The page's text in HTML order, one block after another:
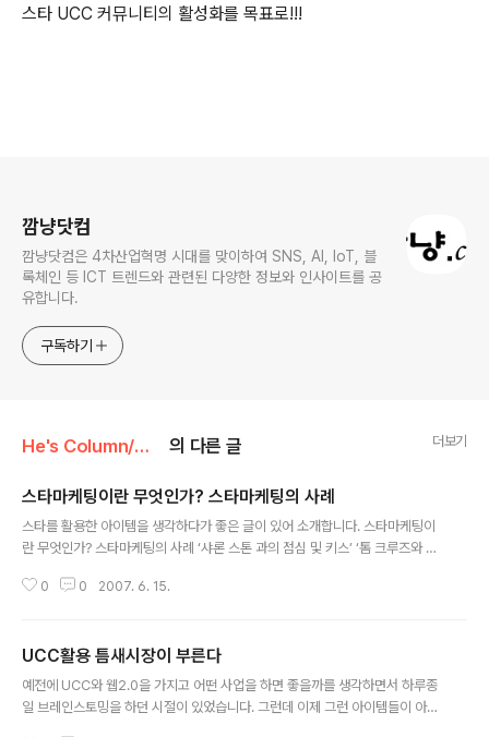
스타 UCC 커뮤니티의 활성화를 목표로!!!
깜냥닷컴
깜냥닷컴은 4차산업혁명 시대를 맞이하여 SNS, AI, IoT, 블
록체인 등 ICT 트렌드와 관련된 다양한 정보와 인사이트를 공
유합니다.
구독하기
He's Column/Web2.0 의 다른 글 더보기
스타마케팅이란 무엇인가? 스타마케팅의 사례
스타를 활용한 아이템을 생각하다가 좋은 글이 있어 소개합니다. 스타마케팅이
란 무엇인가? 스타마케팅의 사례 ‘샤론 스톤 과의 점심 및 키스’ ‘톰 크루즈와 함
LA에서 6월 6일 개최한 ‘할리우드 100’ 의 행사 중 스타들이 자선 경매에 내놓
식이 확고히 자리잡고 기획사나 프로덕션 등 연예 관련 단체들의 스타를 활용한
마케팅이 체계적이고 전면적으로 진행되면서 일반인들이 상상하기도 힘든 기상
천외한 스타 마케팅이 속속 등장하고 있다. 영화 속이나 드라마 속에서 스타들
0 0 2007. 6. 15.
UCC활용 틈새시장이 부른다
예전에 UCC와 웹2.0을 가지고 어떤 사업을 하면 좋을까를 생각하면서 하루종
일 브레인스토밍을 하던 시절이 있었습니다. 그런데 이제 그런 아이템들이 아이